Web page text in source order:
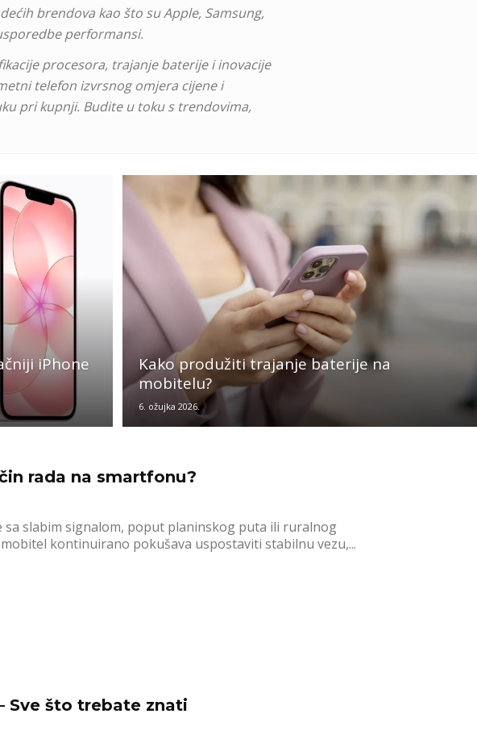
brendova kao što su Apple, Samsung,
performansi.
procesora, trajanje baterije i inovacije
telefon izvrsnog omjera cijene i
pri kupnji. Budite u toku s trendovima,
iPhone
Kako produžiti trajanje baterije na
mobitelu?
6. ožujka 2026.
rada na smartfonu?
slabim signalom, poput planinskog puta ili ruralnog
kontinuirano pokušava uspostaviti stabilnu vezu,...
Sve što trebate znati